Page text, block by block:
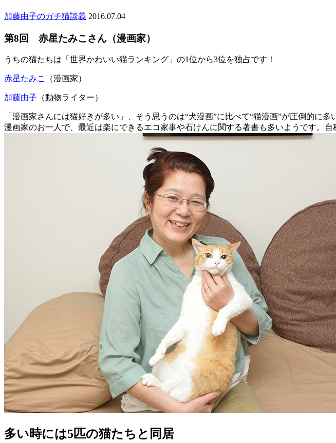
加藤由子のガチ猫談義 2016.07.04
第8回 赤星たみこさん（漫画家）
うちの猫たちは「世界かわいい猫ランキング」の1位から3位を独占です！
赤星たみこ （漫画家）
加藤由子 （動物ライター）
「漫画家さんには猫好きが多い」、そう思うのは“犬漫画”に比べて“猫漫画”が圧倒的に
漫画家のお一人で、最近は楽にできるエコ家事や石けんに関する著書も多いようです。
多い時には5匹の猫たちと同居